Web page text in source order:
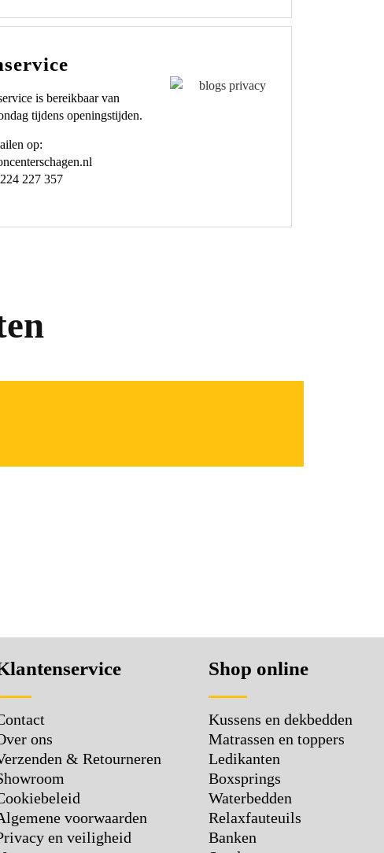
is bereikbaar van
tijdens openingstijden.
op:
227 357
ons
& Retourneren
voorwaarden
en veiligheid
Shop online
Kussens en dekbedden
Matrassen en toppers
Ledikanten
Boxsprings
Waterbedden
Relaxfauteuils
Banken